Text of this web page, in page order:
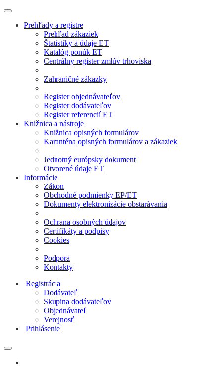
Prehľady a registre
Prehľad zákaziek
Štatistiky a údaje ET
Katalóg ponúk ET
Centrálny register zmlúv trhoviska
Zahraničné zákazky
Register objednávateľov
Register dodávateľov
Register referencií ET
Knižnica a nástroje
Knižnica opisných formulárov
Karanténa opisných formulárov a zákaziek
Jednotný európsky dokument
Otvorené údaje ET
Informácie
Zákon
Obchodné podmienky EP/ET
Dokumenty elektronizácie obstarávania
Ochrana osobných údajov
Certifikáty a podpisy
Cookies
Podpora
Kontakty
Registrácia
Dodávateľ
Skupina dodávateľov
Objednávateľ
Verejnosť
Prihlásenie